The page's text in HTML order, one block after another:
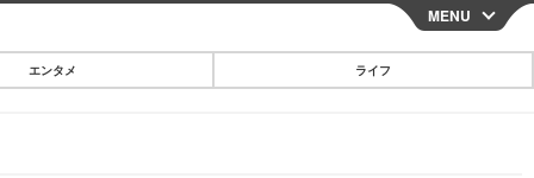
CLOSE
MENU
エンタメ ライフ